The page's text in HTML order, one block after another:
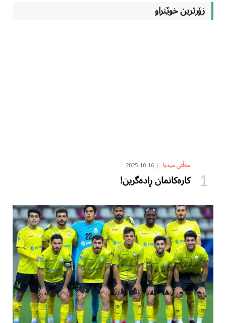
زۆرترین خوێنراو
مەڵتی میدیا 2025-10-16
کارەکانمان ڕادەگرین!